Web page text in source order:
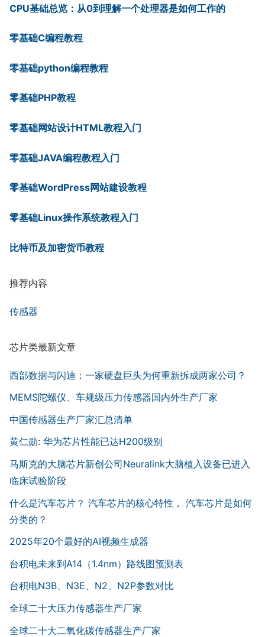
CPU基础总览：从0到理解一个处理器是如何工作的
零基础C编程教程
零基础python编程教程
零基础PHP教程
零基础网站设计HTML教程入门
零基础JAVA编程教程入门
零基础WordPress网站建设教程
零基础Linux操作系统教程入门
比特币及加密货币教程
推荐内容
传感器
芯片类最新文章
西部数据与闪迪：一家硬盘巨头为何重新拆成两家公司？
MEMS陀螺仪、车规级压力传感器国内外生产厂家
中国传感器生产厂家汇总清单
黄仁勋: 华为芯片性能已达H200级别
马斯克的大脑芯片新创公司Neuralink大脑植入设备已进入
临床试验阶段
什么是汽车芯片？ 汽车芯片的核心特性， 汽车芯片是如何
分类的？
2025年20个最好的AI视频生成器
台积电未来到A14（1.4nm）路线图预测表
台积电N3B、N3E、N2、N2P参数对比
全球二十大压力传感器生产厂家
全球二十大二氧化碳传感器生产厂家